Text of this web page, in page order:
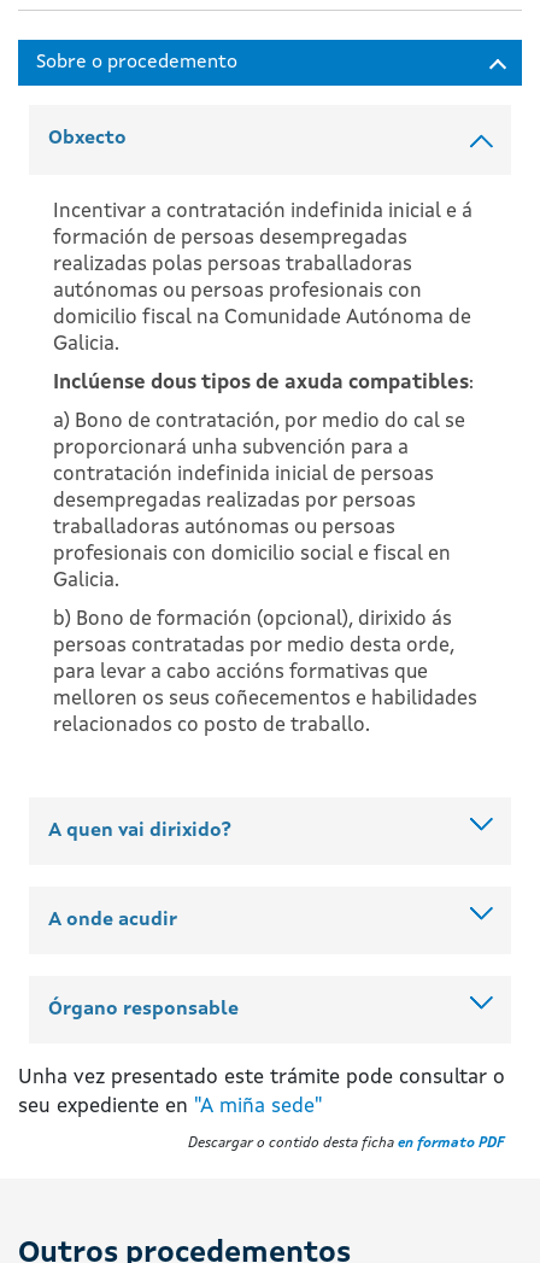
Obxecto
Incentivar a contratación indefinida inicial e á
formación de persoas desempregadas
realizadas polas persoas traballadoras
autónomas ou persoas profesionais con
domicilio fiscal na Comunidade Autónoma de
Galicia.
Inclúense dous tipos de axuda compatibles:
a) Bono de contratación, por medio do cal se
proporcionará unha subvención para a
contratación indefinida inicial de persoas
desempregadas realizadas por persoas
traballadoras autónomas ou persoas
profesionais con domicilio social e fiscal en
Galicia.
b) Bono de formación (opcional), dirixido ás
persoas contratadas por medio desta orde,
para levar a cabo accións formativas que
melloren os seus coñecementos e habilidades
relacionados co posto de traballo.
A quen vai dirixido?
A onde acudir
Órgano responsable
Unha vez presentado este trámite pode consultar o
seu expediente en "A miña sede"
Descargar o contido desta ficha en formato PDF
Outros procedementos